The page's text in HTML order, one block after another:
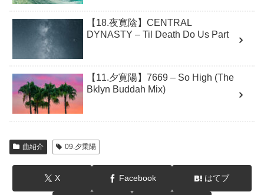
【18.夜寛陰】CENTRAL
DYNASTY – Til Death Do Us Part
【11.夕寛陽】7669 – So High (The
Bklyn Buddah Mix)
曲紹介 09.夕乗陽
X Facebook はてブ